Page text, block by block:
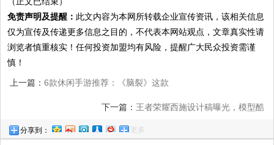
免责声明及提醒： 此文内容为本网所转载企业宣传资讯，该相关信息
仅为宣传及传递更多信息之目的，不代表本网站观点，文章真实性请
浏览者慎重核实！任何投资加盟均有风险，提醒广大民众投资需谨
慎！
上一篇： 6款休闲手游推荐：《脑裂》这款
游戏是好游戏，就是容易让人暴躁
下一篇： 王者荣耀西施设计稿曝光，模型酷
似小魔仙，玩家：感觉选了最丑的
分享到： 更多